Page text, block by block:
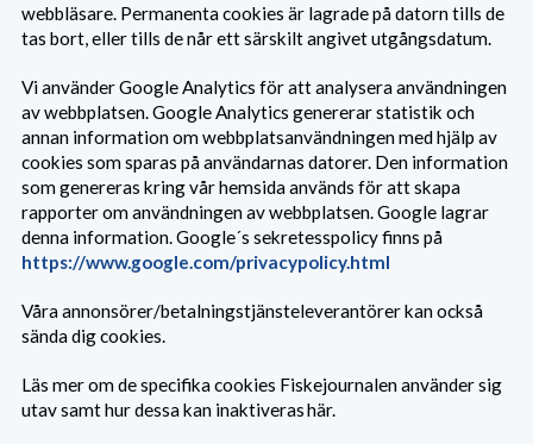
webbläsare. Permanenta cookies är lagrade på datorn tills de
tas bort, eller tills de når ett särskilt angivet utgångsdatum.
Vi använder Google Analytics för att analysera användningen
av webbplatsen. Google Analytics genererar statistik och
annan information om webbplatsanvändningen med hjälp av
cookies som sparas på användarnas datorer. Den information
som genereras kring vår hemsida används för att skapa
rapporter om användningen av webbplatsen. Google lagrar
denna information. Google´s sekretesspolicy finns på
https://www.google.com/privacypolicy.html
Våra annonsörer/betalningstjänsteleverantörer kan också
sända dig cookies.
Läs mer om de specifika cookies Fiskejournalen använder sig
utav samt hur dessa kan inaktiveras här.